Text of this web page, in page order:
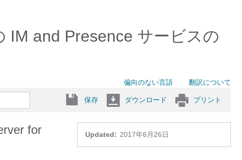
IM and Presence サービスの
偏向のない言語 翻訳について
保存 ダウンロード プリント
Updated: 2017年6月26日
for